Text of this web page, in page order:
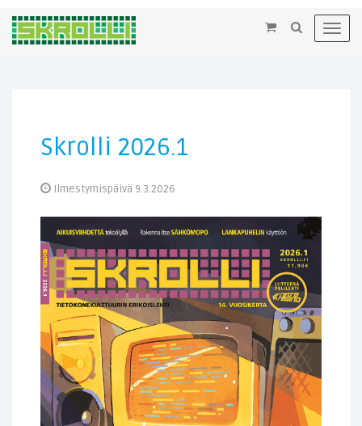
×
Skrolli 2026.1
Ilmestymispäivä 9.3.2026